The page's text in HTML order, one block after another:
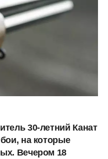
30-летний Канат
на которые
Вечером 18